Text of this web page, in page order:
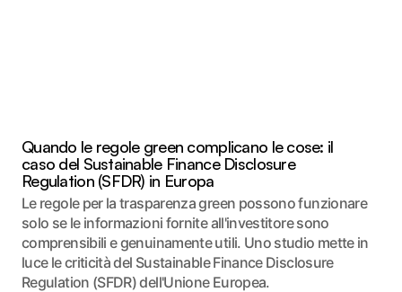
Quando le regole green complicano le cose: il
caso del Sustainable Finance Disclosure
Regulation (SFDR) in Europa
Le regole per la trasparenza green possono funzionare
solo se le informazioni fornite all'investitore sono
comprensibili e genuinamente utili. Uno studio mette in
luce le criticità del Sustainable Finance Disclosure
Regulation (SFDR) dell'Unione Europea.